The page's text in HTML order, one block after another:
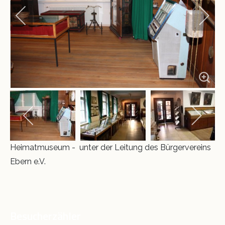
Heimatmuseum - unter der Leitung des Bürgervereins
Ebern e.V.
Krippe 2011
Museumsnacht 2014
Schloss und Riegel
Ausstellungen
VINO